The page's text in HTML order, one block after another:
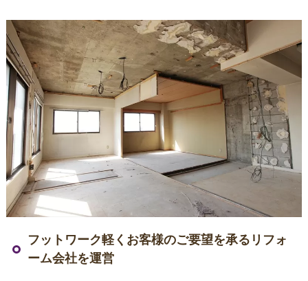
フットワーク軽くお客様のご要望を承るリフォ
ーム会社を運営